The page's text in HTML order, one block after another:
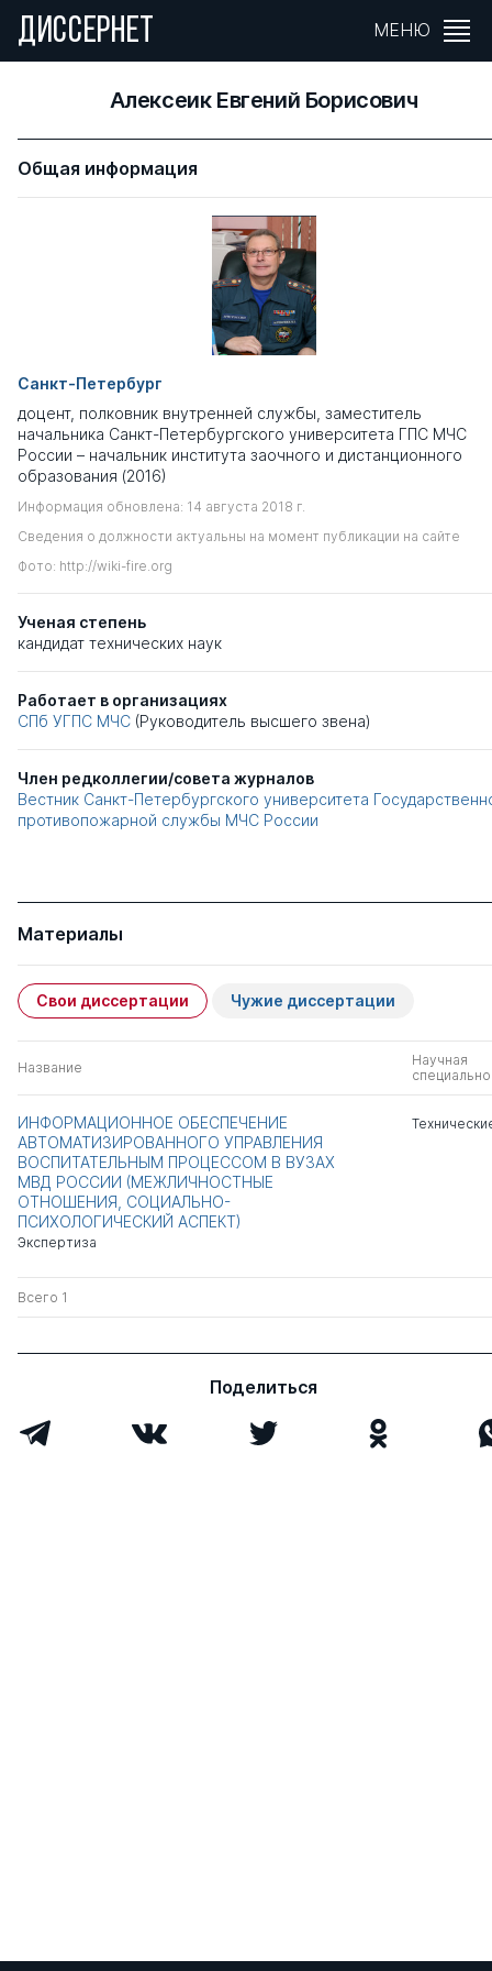
ДИССЕРНЕТ МЕНЮ
Алексеик Евгений Борисович
Общая информация
Санкт-Петербург
доцент, полковник внутренней службы, заместитель
начальника Санкт-Петербургского университета ГПС МЧС
России – начальник института заочного и дистанционного
образования (2016)
Информация обновлена: 14 августа 2018 г.
Сведения о должности актуальны на момент публикации на сайте
Фото: http://wiki-fire.org
Ученая степень
кандидат технических наук
Работает в организациях
СПб УГПС МЧС (Руководитель высшего звена)
Член редколлегии/совета журналов
Вестник Санкт-Петербургского университета
противопожарной службы МЧС России
Материалы
Свои диссертации Чужие диссертации
Название
Научная
ИНФОРМАЦИОННОЕ ОБЕСПЕЧЕНИЕ
АВТОМАТИЗИРОВАННОГО УПРАВЛЕНИЯ
ВОСПИТАТЕЛЬНЫМ ПРОЦЕССОМ В ВУЗАХ
МВД РОССИИ (МЕЖЛИЧНОСТНЫЕ
ОТНОШЕНИЯ, СОЦИАЛЬНО-
ПСИХОЛОГИЧЕСКИЙ АСПЕКТ)
Экспертиза
Всего 1
Поделиться